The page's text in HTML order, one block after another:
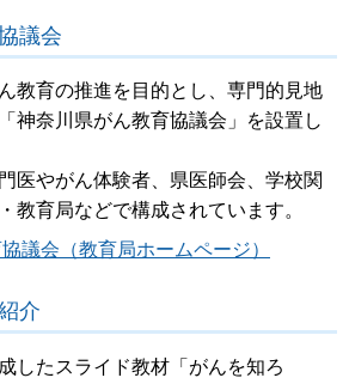
議会
教育の推進を目的とし、専門的見地
神奈川県がん教育協議会」を設置し
医やがん体験者、県医師会、学校関
教育局などで構成されています。
議会（教育局ホームページ）
介
したスライド教材「がんを知ろ